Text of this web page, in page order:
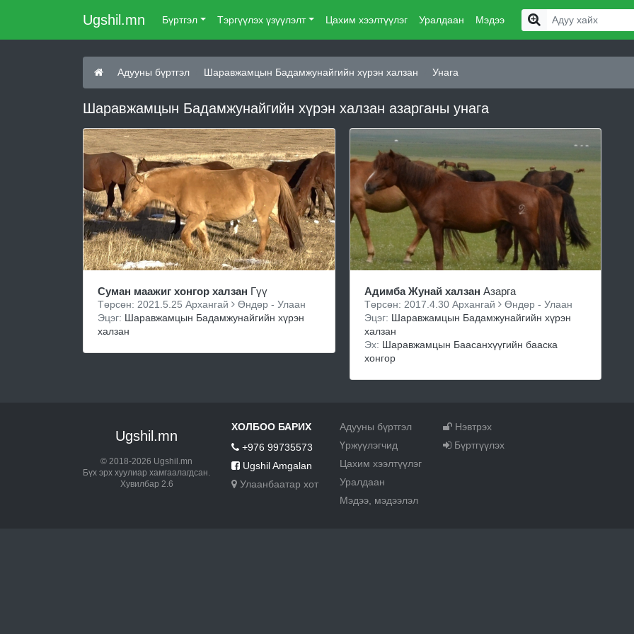
Ugshil.mn Бүртгэл Тэргүүлэх үзүүлэлт Цахим хээлтүүлэг Уралдаан Мэдээ
Адууны бүртгэл Шаравжамцын Бадамжунайгийн хүрэн халзан Унага
Шаравжамцын Бадамжунайгийн хүрэн халзан азарганы унага
Суман маажиг хонгор халзан Гүү
Төрсөн: 2021.5.25 Архангай
Өндөр - Улаан
Эцэг: Шаравжамцын Бадамжунайгийн хүрэн
халзан
Адимба Жунай халзан Азарга
Төрсөн: 2017.4.30 Архангай
Өндөр - Улаан
Эцэг: Шаравжамцын Бадамжунайгийн хүрэн
халзан
Эх: Шаравжамцын Баасанхүүгийн бааска
хонгор
Ugshil.mn
© 2018-2026 Ugshil.mn
Бүх эрх хуулиар хамгаалагдсан.
Хувилбар 2.6
ХОЛБОО БАРИХ
+976 99735573
Ugshil Amgalan
Улаанбаатар хот
Адууны бүртгэл
Үржүүлэгчид
Цахим хээлтүүлэг
Уралдаан
Мэдээ, мэдээлэл
Нэвтрэх
Бүртгүүлэх